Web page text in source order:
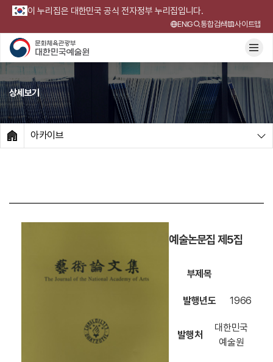
이 누리집은 대한민국 공식 전자정부 누리집입니다.
ENG 통합검색 사이트맵
상세보기
HOME
아카이브
예술논문집 제5집
부제목
발행년도 1966
발행처
대한민국
예술원